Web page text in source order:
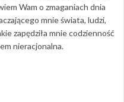
Wam o zmaganiach dnia
mnie świata, ludzi,
zapędziła mnie codzienność
nieracjonalna.